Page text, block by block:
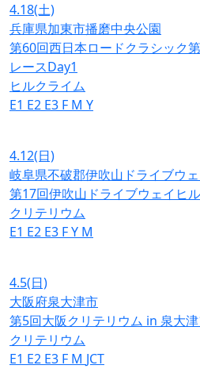
4.18(土)
兵庫県加東市播磨中央公園
第60回西日本ロードクラシック
レースDay1
ヒルクライム
E1 E2 E3 F M Y
4.12(日)
岐阜県不破郡伊吹山ドライブウェ
第17回伊吹山ドライブウェイヒ
クリテリウム
E1 E2 E3 FY M
4.5(日)
大阪府泉大津市
第5回大阪クリテリウム in 泉大
クリテリウム
E1 E2 E3 F M JCT